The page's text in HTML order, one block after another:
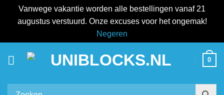
Vanwege vakantie worden alle bestellingen vanaf 21
augustus verstuurd. Onze excuses voor het ongemak!
Negeren
0